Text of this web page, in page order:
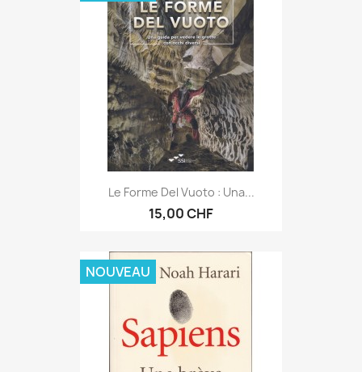
Le Forme Del Vuoto : Una...
15,00 CHF
NOUVEAU